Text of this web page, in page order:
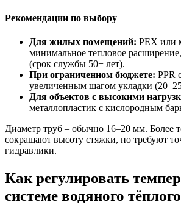
Рекомендации по выбору
Для жилых помещений: PEX или
минимальное тепловое
(срок службы 50+ лет).
При ограниченном бюджете: PPR
увеличенным шагом укладки
Для объектов с высокими
металлопластик с кислородным
Диаметр труб – обычно 16–20 мм. Более
сокращают высоту стяжки, но требуют
гидравлики.
Как регулировать
системе водяного